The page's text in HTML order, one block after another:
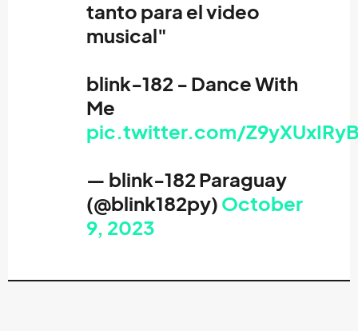
tanto para el video
musical"
blink-182 - Dance With
Me
pic.twitter.com/
— blink-182 Paraguay
(@blink182py) October
9, 2023